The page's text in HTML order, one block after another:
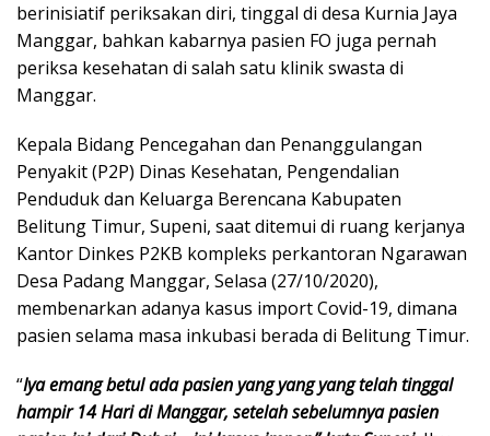
berinisiatif periksakan diri, tinggal di desa Kurnia Jaya
Manggar, bahkan kabarnya pasien FO juga pernah
periksa kesehatan di salah satu klinik swasta di
Manggar.
Kepala Bidang Pencegahan dan Penanggulangan
Penyakit (P2P) Dinas Kesehatan, Pengendalian
Penduduk dan Keluarga Berencana Kabupaten
Belitung Timur, Supeni, saat ditemui di ruang kerjanya
Kantor Dinkes P2KB kompleks perkantoran Ngarawan
Desa Padang Manggar, Selasa (27/10/2020),
membenarkan adanya kasus import Covid-19, dimana
pasien selama masa inkubasi berada di Belitung Timur.
“Iya emang betul ada pasien yang yang yang telah tinggal
hampir 14 Hari di Manggar, setelah sebelumnya pasien